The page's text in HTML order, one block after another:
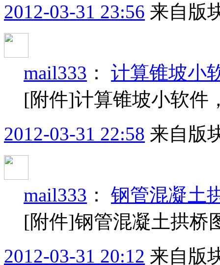
2012-03-31 23:56 来自版
mail333 ： 计算锥坡小
[附件]计算锥坡小软件
2012-03-31 22:58 来自版
mail333 ： 钢管混凝土
[附件]钢管混凝土拱桥
2012-03-31 20:12 来自版